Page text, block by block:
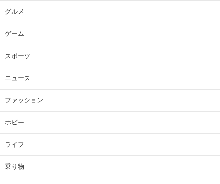
グルメ
ゲーム
スポーツ
ニュース
ファッション
ホビー
ライフ
乗り物